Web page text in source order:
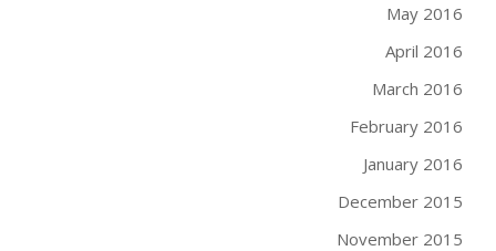
May 2016
April 2016
March 2016
February 2016
January 2016
December 2015
November 2015